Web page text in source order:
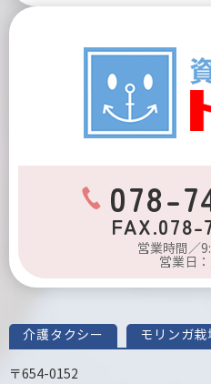
078-
FAX.078-
営業時間／
営業日
介護タクシー モリンガ
〒654-0152